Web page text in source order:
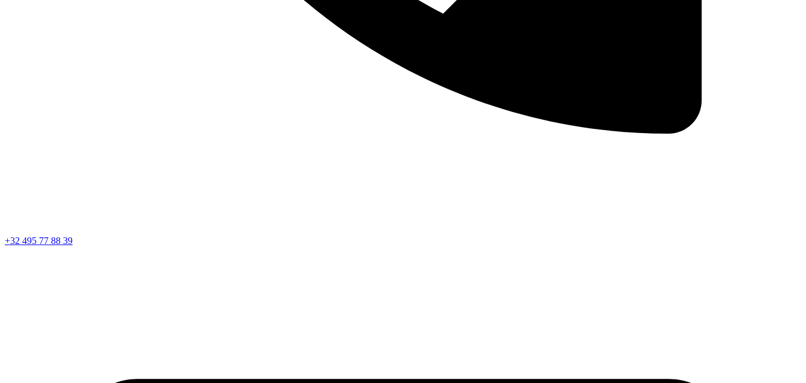
+32 495 77 88 39